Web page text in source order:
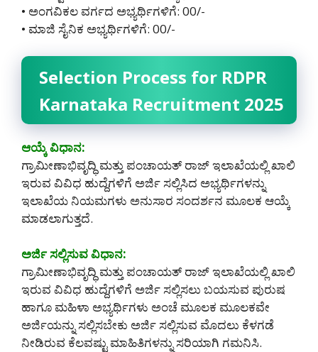
• ಅಂಗವಿಕಲ ವರ್ಗದ ಅಭ್ಯರ್ಥಿಗಳಿಗೆ: 00/-
• ಮಾಜಿ ಸೈನಿಕ ಅಭ್ಯರ್ಥಿಗಳಿಗೆ: 00/-
Selection Process for RDPR
Karnataka Recruitment 2025
ಆಯ್ಕೆ ವಿಧಾನ:
ಗ್ರಾಮೀಣಾಭಿವೃದ್ಧಿ ಮತ್ತು ಪಂಚಾಯತ್ ರಾಜ್ ಇಲಾಖೆಯಲ್ಲಿ ಖಾಲಿ
ಇರುವ ವಿವಿಧ ಹುದ್ದೆಗಳಿಗೆ ಅರ್ಜಿ ಸಲ್ಲಿಸಿದ ಅಭ್ಯರ್ಥಿಗಳನ್ನು
ಇಲಾಖೆಯ ನಿಯಮಗಳು ಅನುಸಾರ ಸಂದರ್ಶನ ಮೂಲಕ ಆಯ್ಕೆ
ಮಾಡಲಾಗುತ್ತದೆ.
ಅರ್ಜಿ ಸಲ್ಲಿಸುವ ವಿಧಾನ:
ಗ್ರಾಮೀಣಾಭಿವೃದ್ಧಿ ಮತ್ತು ಪಂಚಾಯತ್ ರಾಜ್ ಇಲಾಖೆಯಲ್ಲಿ ಖಾಲಿ
ಇರುವ ವಿವಿಧ ಹುದ್ದೆಗಳಿಗೆ ಅರ್ಜಿ ಸಲ್ಲಿಸಲು ಬಯಸುವ ಪುರುಷ
ಹಾಗೂ ಮಹಿಳಾ ಅಭ್ಯರ್ಥಿಗಳು ಅಂಚೆ ಮೂಲಕ ಮೂಲಕವೇ
ಅರ್ಜಿಯನ್ನು ಸಲ್ಲಿಸಬೇಕು ಅರ್ಜಿ ಸಲ್ಲಿಸುವ ಮೊದಲು ಕೆಳಗಡೆ
ನೀಡಿರುವ ಕೆಲವಷ್ಟು ಮಾಹಿತಿಗಳನ್ನು ಸರಿಯಾಗಿ ಗಮನಿಸಿ.